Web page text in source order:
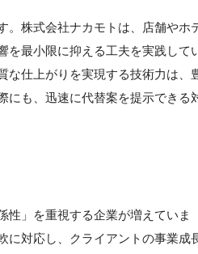
。株式会社ナカモトは、店舗やホ
を最小限に抑える工夫を実践して
な仕上がりを実現する技術力は、
にも、迅速に代替案を提示できる
性」を重視する企業が増えていま
に対応し、クライアントの事業成